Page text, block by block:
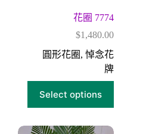
花圈 7774
$1,480.00
圓形花圈 ,悼念花
牌
Select options